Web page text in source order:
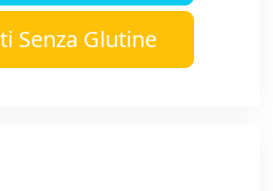
Senza Glutine